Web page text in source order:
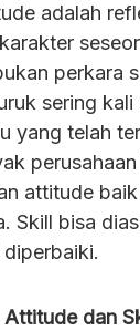
adalah
perkara
sering kali
yang telah
attitude
Skill bisa
dan